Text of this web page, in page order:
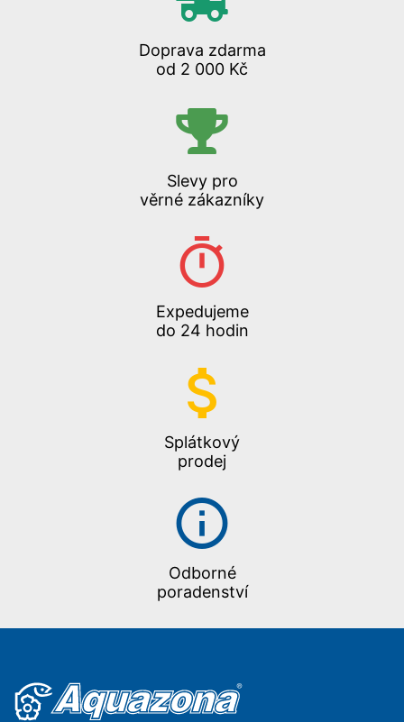
Doprava zdarma
od 2 000 Kč
Slevy pro
věrné zákazníky
Expedujeme
do 24 hodin
Splátkový
prodej
Odborné
poradenství